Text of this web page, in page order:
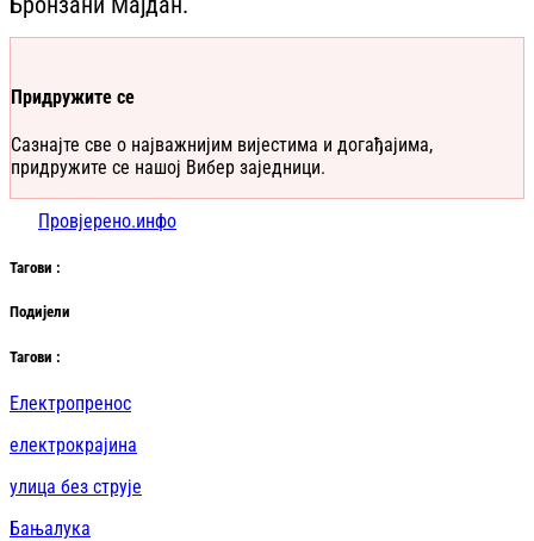
Придружите се
Сазнајте све о најважнијим вијестима и догађајима,
придружите се нашој Вибер заједници.
Провјерено.инфо
Тагови :
Подијели
Тагови :
Електропренос
електрокрајина
улица без струје
Бањалука